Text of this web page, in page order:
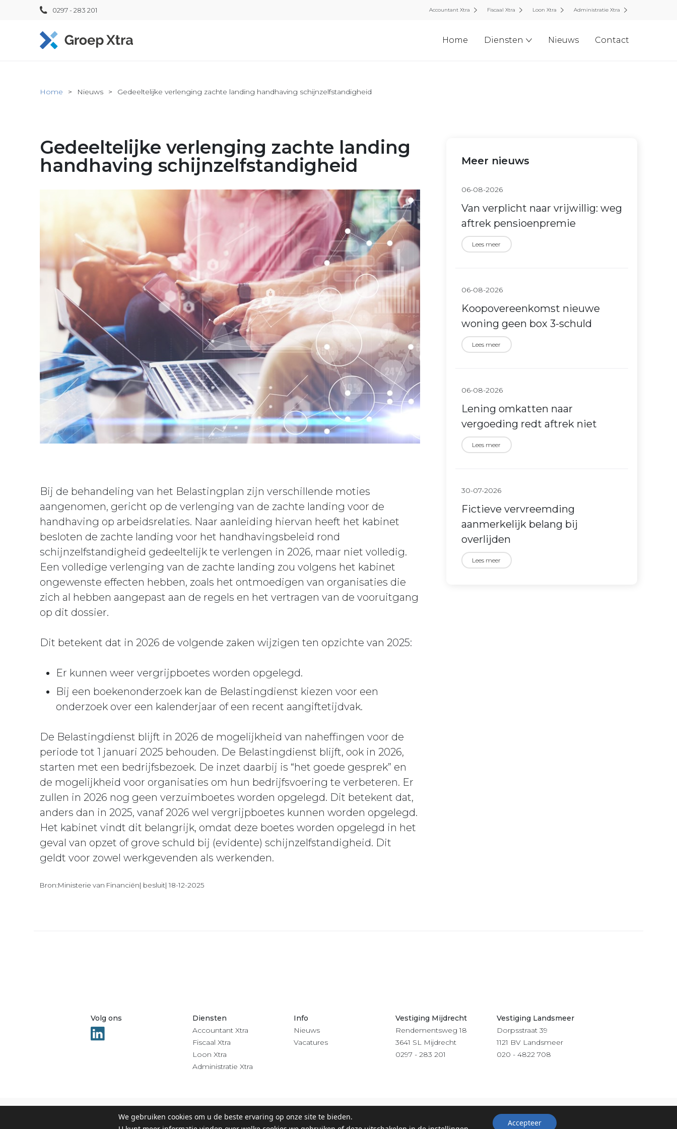
0297 - 283 201 Accountant Xtra Fiscaal Xtra Loon Xtra Administratie Xtra
Home Diensten Nieuws Contact
Home Nieuws Gedeeltelijke verlenging zachte landing handhaving schijnzelfstandigheid
Gedeeltelijke verlenging zachte landing
handhaving schijnzelfstandigheid
Bij de behandeling van het Belastingplan zijn verschillende moties
aangenomen, gericht op de verlenging van de zachte landing voor de
handhaving op arbeidsrelaties. Naar aanleiding hiervan heeft het kabinet
besloten de zachte landing voor het handhavingsbeleid rond
schijnzelfstandigheid gedeeltelijk te verlengen in 2026, maar niet volledig.
Een volledige verlenging van de zachte landing zou volgens het kabinet
ongewenste effecten hebben, zoals het ontmoedigen van organisaties die
zich al hebben aangepast aan de regels en het vertragen van de vooruitgang
op dit dossier.
Dit betekent dat in 2026 de volgende zaken wijzigen ten opzichte van 2025:
Er kunnen weer vergrijpboetes worden opgelegd.
Bij een boekenonderzoek kan de Belastingdienst kiezen voor een
onderzoek over een kalenderjaar of een recent aangiftetijdvak.
De Belastingdienst blijft in 2026 de mogelijkheid van naheffingen voor de
periode tot 1 januari 2025 behouden. De Belastingdienst blijft, ook in 2026,
starten met een bedrijfsbezoek. De inzet daarbij is “het goede gesprek” en
de mogelijkheid voor organisaties om hun bedrijfsvoering te verbeteren. Er
zullen in 2026 nog geen verzuimboetes worden opgelegd. Dit betekent dat,
anders dan in 2025, vanaf 2026 wel vergrijpboetes kunnen worden opgelegd.
Het kabinet vindt dit belangrijk, omdat deze boetes worden opgelegd in het
geval van opzet of grove schuld bij (evidente) schijnzelfstandigheid. Dit
geldt voor zowel werkgevenden als werkenden.
Bron:Ministerie van Financiën| besluit| 18-12-2025
Meer nieuws
06-08-2026
Van verplicht naar vrijwillig: weg
aftrek pensioenpremie
Lees meer
06-08-2026
Koopovereenkomst nieuwe
woning geen box 3-schuld
Lees meer
06-08-2026
Lening omkatten naar
vergoeding redt aftrek niet
Lees meer
30-07-2026
Fictieve vervreemding
aanmerkelijk belang bij
overlijden
Lees meer
Volg ons
Diensten
Accountant Xtra
Fiscaal Xtra
Loon Xtra
Administratie Xtra
Info
Nieuws
Vacatures
Vestiging Mijdrecht
Rendementsweg 18
3641 SL Mijdrecht
0297 - 283 201
Vestiging Landsmeer
Dorpsstraat 39
1121 BV Landsmeer
020 - 4822 708
Privacy-Algemene voorwaarden & Klachtenregeling- Digitaal
We gebruiken cookies om u de beste ervaring op onze site te bieden.
Accepteer